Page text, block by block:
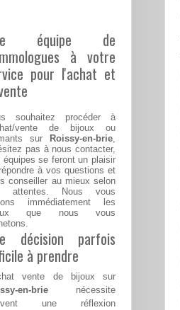
équipe de
à votre
pour l'achat et
souhaitez procéder à
vente de bijoux ou
sur
Roissy-en-brie,
pas à nous contacter,
équipes se feront un plaisir
à vos questions et
conseiller au mieux selon
attentes. Nous vous
immédiatement les
que nous vous
décision parfois
à prendre
vente de bijoux sur
en-brie nécessite
une réflexion